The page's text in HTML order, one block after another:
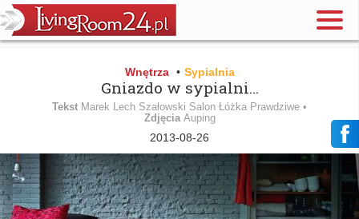
Wnętrza • Sypialnia
Gniazdo w sypialni...
Tekst Marek Lech Szałowski Salon Łóżka Prawdziwe •
Zdjęcia Auping
2013-08-26